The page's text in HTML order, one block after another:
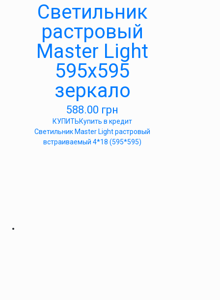
Светильник
растровый
Master Light
595х595
зеркало
588.00 грн
КУПИТЬКупить в кредит
Светильник Master Light растровый
встраиваемый 4*18 (595*595)